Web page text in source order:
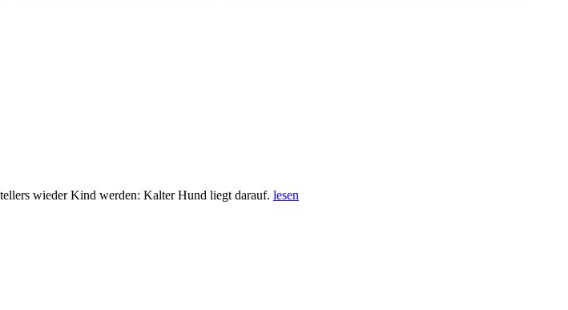
wieder Kind werden: Kalter Hund liegt darauf. lesen